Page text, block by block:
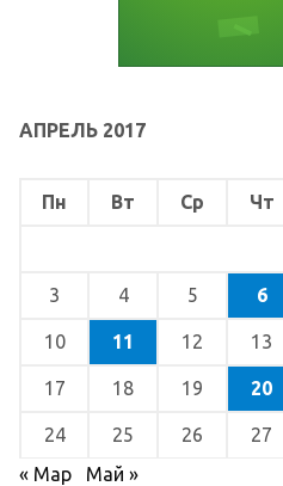
АПРЕЛЬ 2017
Пн Вт Ср Чт
3 4 5 6
10 11 12 13
17 18 19 20
24 25 26 27
« Мар
Май »